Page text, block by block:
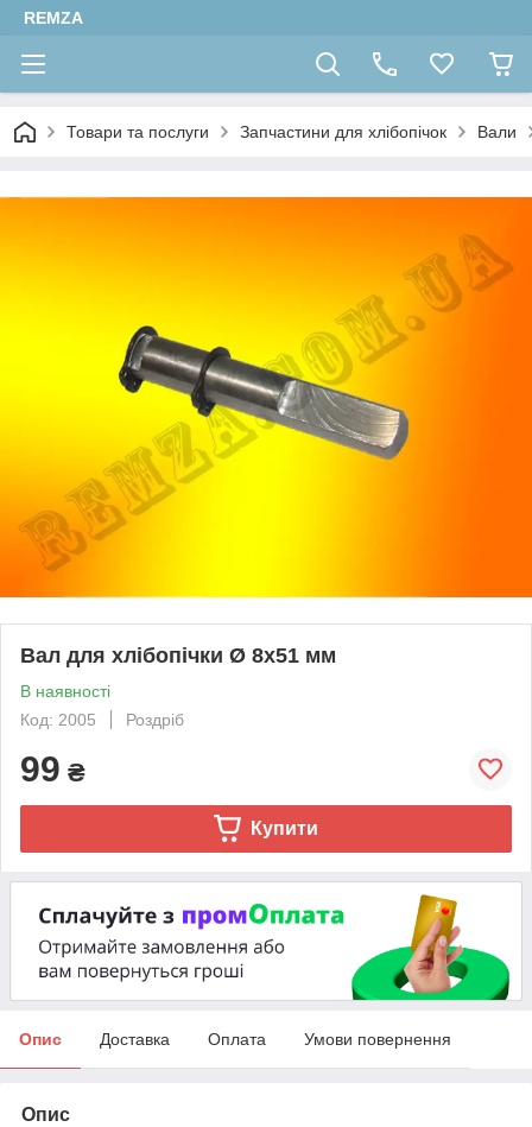
REMZA
Товари та послуги Запчастини для хлібопічок Вали
Вал для хлібопічки Ø 8х51 мм
В наявності
Код: 2005
Роздріб
99 ₴
Купити
Опис Доставка Оплата Умови повернення
Опис